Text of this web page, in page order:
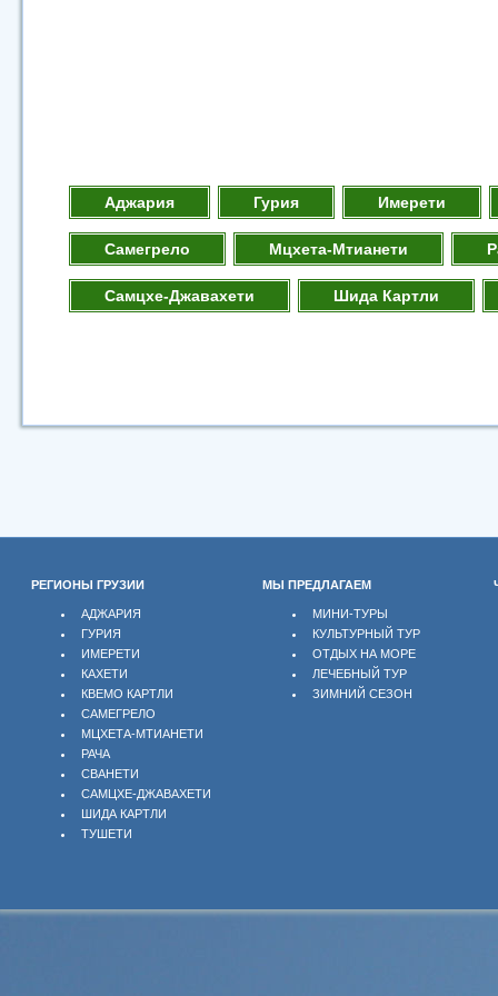
Аджария Гурия Имерети
Самегрело Мцхета-Мтианети
Самцхе-Джавахети Шида Картли
РЕГИОНЫ ГРУЗИИ МЫ ПРЕДЛАГАЕМ
АДЖАРИЯ
ГУРИЯ
ИМЕРЕТИ
КАХЕТИ
КВЕМО КАРТЛИ
САМЕГРЕЛО
МЦХЕТА-МТИАНЕТИ
РАЧА
СВАНЕТИ
САМЦХЕ-ДЖАВАХЕТИ
ШИДА КАРТЛИ
ТУШЕТИ
МИНИ-ТУРЫ
КУЛЬТУРНЫЙ ТУР
ОТДЫХ НА МОРЕ
ЛЕЧЕБНЫЙ ТУР
ЗИМНИЙ СЕЗОН